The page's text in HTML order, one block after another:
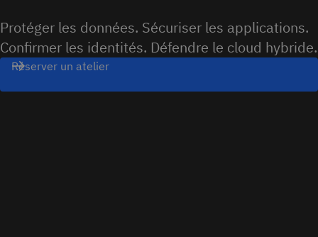
Protéger les données. Sécuriser les applications.
Confirmer les identités. Défendre le cloud hybride.
Réserver un atelier